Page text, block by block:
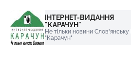
ІНТЕРНЕТ-ВИДАННЯ
"КАРАЧУН"
Не тільки новини
"Карачун"